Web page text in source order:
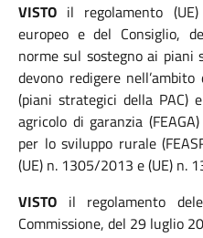
VISTO il regolamento
europeo e del Consiglio,
norme sul sostegno ai
devono redigere
(piani strategici della PAC)
agricolo di garanzia
per lo sviluppo rurale
(UE) n. 1305/2013 e (UE) n.
VISTO il regolamento
Commissione, del 29 luglio